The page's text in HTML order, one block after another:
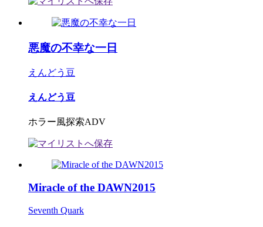
悪魔の不幸な一日
えんどう豆
えんどう豆
ホラー風探索ADV
Miracle of the DAWN2015
Seventh Quark